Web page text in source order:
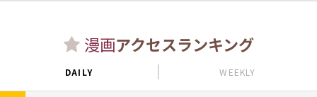
漫画アクセスランキング
DAILY WEEKLY